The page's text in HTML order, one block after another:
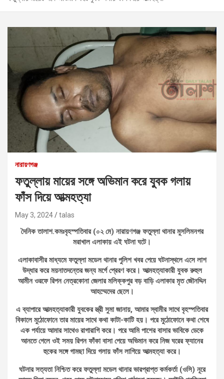
নারায়ণগঞ্জ
ফতুল্লায় মায়ের সঙ্গে অভিমান করে যুবক গলায়
ফাঁস দিয়ে আত্মহত্যা
May 3, 2024 talas
দৈনিক তালাশ.কমঃবৃহস্পতিবার (০২ মে) নারায়ণগঞ্জ ফতুল্লা থানার মুসলিমনগর
মরাখাল এলাকায় এই ঘটনা ঘটে।
এলাকাবাসীর মাধ্যমে ফতুল্লা মডেল থানার পুলিশ খবর পেয়ে ঘটনাস্থলে এসে লাশ
উদ্ধার করে ময়নাতদন্তের জন্য মর্গে প্রেরণ করে। আত্মহত্যাকারী যুবক রুহুল
আমীন ওরফে রিপন নেত্রকোনা জেলার মলিক্কপুর বড় বাড়ি এলাকার মৃত জৌনদ্দিন
আহম্মেদের ছেলে।
এ ব্যাপারে আত্মহত্যাকারী যুবকের স্ত্রী সুমা জানায়, আমার স্বামীর সাথে বৃহস্পতিবার
বিকালে মুঠোফোনে তার মায়ের সাথে কথা কাটা-কাটি হয়। পরে মুঠোফোনে কথা শেষে
এক পর্যায়ে আমার সাথেও রাগারাগি করে। পরে আমি পাশের বাসার ভাবিকে ডেকে
আনতে গেলে ওই সময় রিপন ফাঁকা বাসা পেয়ে অভিমান করে নিজ ঘরের ফ্যানের
হুকের সঙ্গে গামছা দিয়ে গলায় ফাঁস লাগিয়ে আত্মহত্যা করে।
ঘটনার সত্যতা নিশ্চিত করে ফতুল্লা মডেল থানার ভারপ্রাপ্ত কর্মকর্তা (ওসি) নূরে